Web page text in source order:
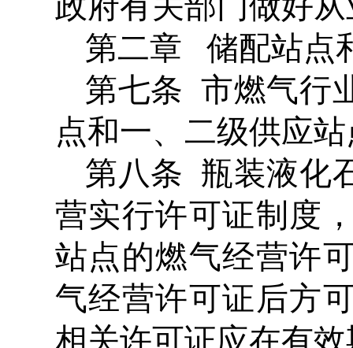
第二章 储配站点
第七条 市燃气行
点和一、二级供应
第八条 瓶装液化
营实行许可证制度
站点的燃气经营许
气经营许可证后方
相关许可证应在有